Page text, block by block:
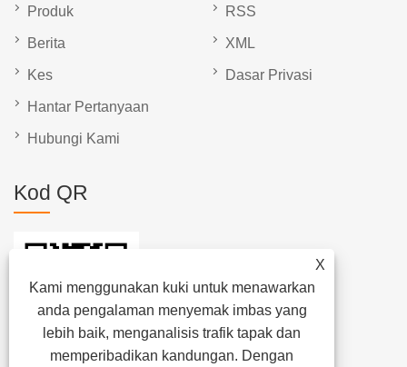
X
Kami menggunakan kuki untuk menawarkan
anda pengalaman menyemak imbas yang
lebih baik, menganalisis trafik tapak dan
memperibadikan kandungan. Dengan
Produk
Berita
Kes
Hantar Pertanyaan
Hubungi Kami
RSS
XML
Dasar Privasi
Kod QR